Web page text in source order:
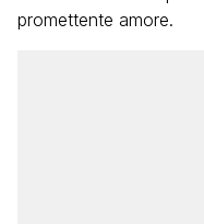
promettente amore.